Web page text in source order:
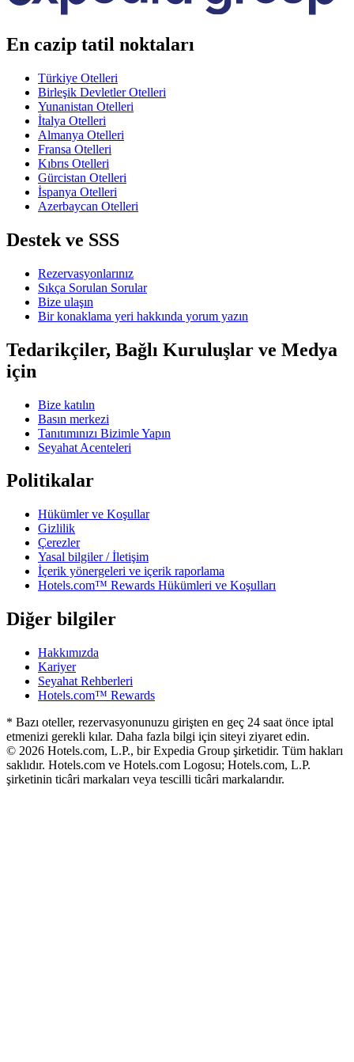
En cazip tatil noktaları
Türkiye Otelleri
Birleşik Devletler Otelleri
Yunanistan Otelleri
İtalya Otelleri
Almanya Otelleri
Fransa Otelleri
Kıbrıs Otelleri
Gürcistan Otelleri
İspanya Otelleri
Azerbaycan Otelleri
Destek ve SSS
Rezervasyonlarınız
Sıkça Sorulan Sorular
Bize ulaşın
Bir konaklama yeri hakkında yorum yazın
Tedarikçiler, Bağlı Kuruluşlar ve Medya
için
Bize katılın
Basın merkezi
Tanıtımınızı Bizimle Yapın
Seyahat Acenteleri
Politikalar
Hükümler ve Koşullar
Gizlilik
Çerezler
Yasal bilgiler / İletişim
İçerik yönergeleri ve içerik raporlama
Hotels.com™ Rewards Hükümleri ve Koşulları
Diğer bilgiler
Hakkımızda
Kariyer
Seyahat Rehberleri
Hotels.com™ Rewards
* Bazı oteller, rezervasyonunuzu girişten en geç 24 saat önce iptal
etmenizi gerekli kılar. Daha fazla bilgi için siteyi ziyaret edin.
© 2026 Hotels.com, L.P., bir Expedia Group şirketidir. Tüm hakları
saklıdır. Hotels.com ve Hotels.com Logosu; Hotels.com, L.P.
şirketinin ticâri markaları veya tescilli ticâri markalarıdır.